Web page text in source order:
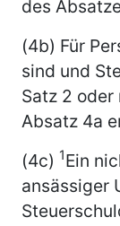
des
(4b) Für
sind und
Satz 2 oder
Absatz 4a
(4c) 1Ein
ansässiger